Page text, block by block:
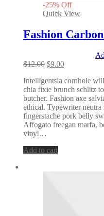
-25% Off
Quick View
Fashion Carbon
$12.00 Original
was:
$12.00.
$9.00Current
is:
$9.00.
Intelligentsia cornhole
chia fixie brunch schlitz
butcher. Fashion axe
ethical. Typewriter
fingerstache pork belly
Affogato freegan marfa,
vinyl…
Add to cart